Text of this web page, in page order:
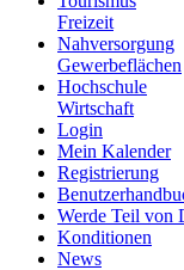
Freizeit
Nahversorgung
Gewerbeflächen
Hochschule
Wirtschaft
Login
Mein Kalender
Registrierung
Werde Teil von
Konditionen
News